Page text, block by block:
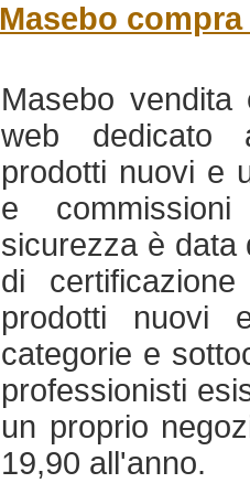
Masebo
Masebo
web dedicato
prodotti nuovi e
e
sicurezza è data
di
prodotti nuovi
categorie e
professionisti
un proprio
19,90 all'anno.